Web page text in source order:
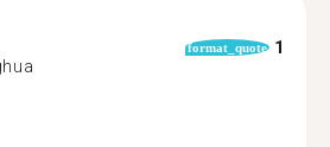
format_quote 1